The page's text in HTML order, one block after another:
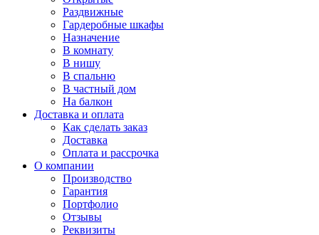
Раздвижные
Гардеробные шкафы
Назначение
В комнату
В нишу
В спальню
В частный дом
На балкон
Доставка и оплата
Как сделать заказ
Доставка
Оплата и рассрочка
О компании
Производство
Гарантия
Портфолио
Отзывы
Реквизиты